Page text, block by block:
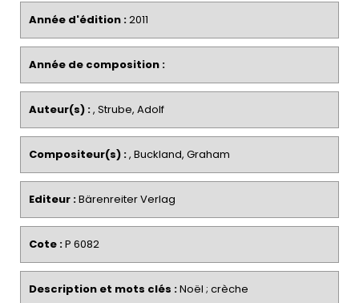
Année d'édition :2011
Année de composition :
Auteur(s) :, Strube, Adolf
Compositeur(s) :, Buckland, Graham
Editeur :Bärenreiter Verlag
Cote :P 6082
Description et mots clés :Noël ; crèche